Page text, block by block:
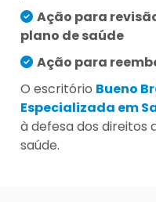
Ação para
plano de saúde
Ação para
O escritório Bueno
Especializada em
à defesa dos direitos
saúde.